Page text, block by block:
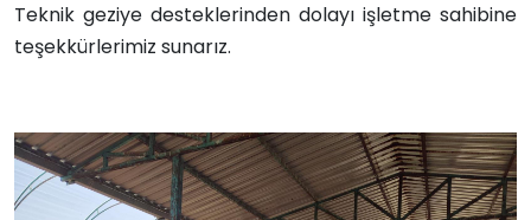
Teknik geziye desteklerinden dolayı işletme sahibine
teşekkürlerimiz sunarız.